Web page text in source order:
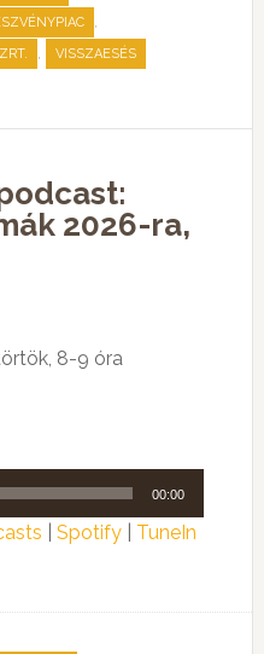
,
, VISSZAESÉS
2026-ra,
8-9 óra
00:00
Spotify| TuneIn